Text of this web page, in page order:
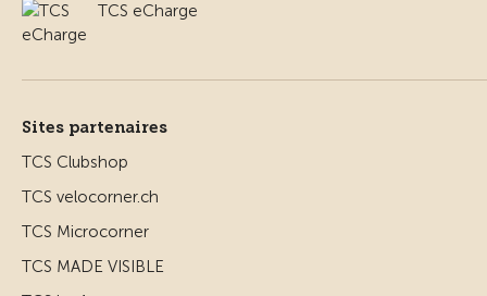
TCS eCharge
Sites partenaires
TCS Clubshop
TCS velocorner.ch
TCS Microcorner
TCS MADE VISIBLE